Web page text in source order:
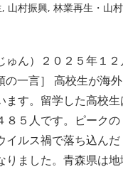
, 山村振興, 林業再生・山
ん）２０２５年１２
一言］ 高校生が海
ます。留学した高校生
８５人です。ピーク
イルス禍で落ち込んだ
りました。青森県は